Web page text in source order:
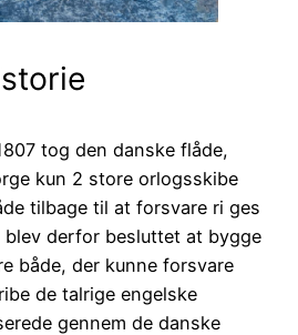
tog den danske flåde,
kun 2 store orlogsskibe
tilbage til at forsvare ri ges
blev derfor besluttet at bygge
både, der kunne forsvare
de talrige engelske
gennem de danske